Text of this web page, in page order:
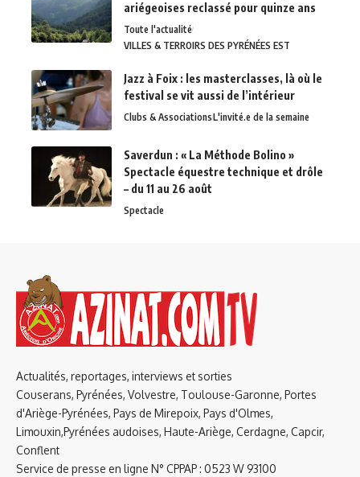
ariégeoises reclassé pour quinze ans
Toute l'actualité
VILLES & TERROIRS DES PYRÉNÉES EST
Jazz à Foix : les masterclasses, là où le
festival se vit aussi de l’intérieur
Clubs & AssociationsL'invité.e de la semaine
Saverdun : « La Méthode Bolino »
Spectacle équestre technique et drôle
– du 11 au 26 août
Spectacle
Actualités, reportages, interviews et sorties
Couserans, Pyrénées, Volvestre, Toulouse-Garonne, Portes
d'Ariège-Pyrénées, Pays de Mirepoix, Pays d'Olmes,
Limouxin,Pyrénées audoises, Haute-Ariège, Cerdagne, Capcir,
Conflent
Service de presse en ligne N° CPPAP : 0523 W 93100